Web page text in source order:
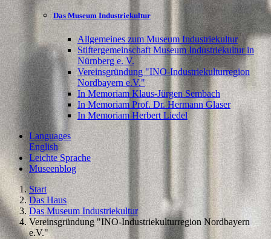
Das Museum Industriekultur
Allgemeines zum Museum Industriekultur
Stiftergemeinschaft Museum Industriekultur in
Nürnberg e. V.
Vereinsgründung "INO-Industriekulturregion
Nordbayern e.V."
In Memoriam Klaus-Jürgen Sembach
In Memoriam Prof. Dr. Hermann Glaser
In Memoriam Herbert Liedel
Languages
English
Leichte Sprache
Museenblog
Start
Das Haus
Das Museum Industriekultur
Vereinsgründung "INO-Industriekulturregion Nordbayern
e.V."